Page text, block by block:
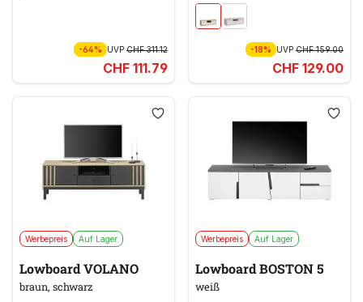
-64% UVP CHF 311.12
CHF 111.79
-18% UVPCHF 159.00
CHF 129.00
Werbepreis Auf Lager
Lowboard VOLANO
braun, schwarz
Werbepreis Auf Lager
Lowboard BOSTON 5
weiß